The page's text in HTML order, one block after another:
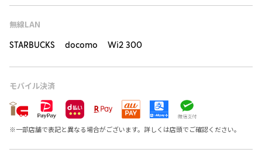
無線LAN
STARBUCKS docomo Wi2 300
モバイル決済
※一部店舗で表記と異なる場合がございます。詳しくは店頭でご確認ください。